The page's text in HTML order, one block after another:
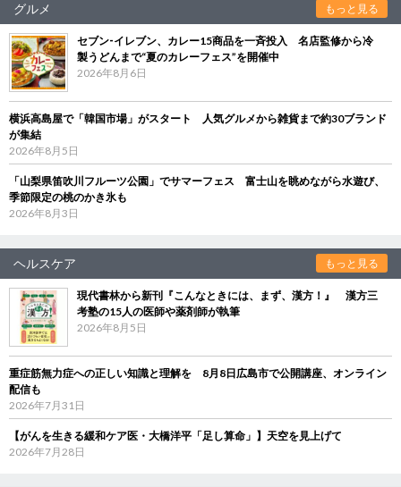
グルメ もっと見る
セブン‐イレブン、カレー15商品を一斉投入 名店監修から冷
製うどんまで“夏のカレーフェス”を開催中
2026年8月6日
横浜高島屋で「韓国市場」がスタート 人気グルメから雑貨まで約30ブランド
が集結
2026年8月5日
「山梨県笛吹川フルーツ公園」でサマーフェス 富士山を眺めながら水遊び、
季節限定の桃のかき氷も
2026年8月3日
ヘルスケア もっと見る
現代書林から新刊『こんなときには、まず、漢方！』 漢方三
考塾の15人の医師や薬剤師が執筆
2026年8月5日
重症筋無力症への正しい知識と理解を 8月8日広島市で公開講座、オンライン
配信も
2026年7月31日
【がんを生きる緩和ケア医・大橋洋平「足し算命」】天空を見上げて
2026年7月28日